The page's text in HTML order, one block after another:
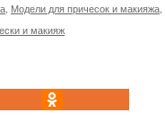
Модели для причесок и макияжа
и макияж